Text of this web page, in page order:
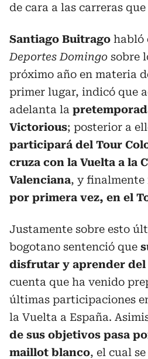
de cara a las carreras
Santiago Buitrago habló
Deportes Domingo sobre
próximo año en materia
primer lugar, indicó que
adelanta la
Victorious; posterior a
participará del Tour
cruza con la Vuelta a la
Valenciana, y finalmente
por primera vez, en el
Justamente sobre esto
bogotano sentenció que
disfrutar y aprender del
cuenta que ha venido
últimas participaciones
la Vuelta a España.
de sus objetivos pasa
maillot blanco, el cual